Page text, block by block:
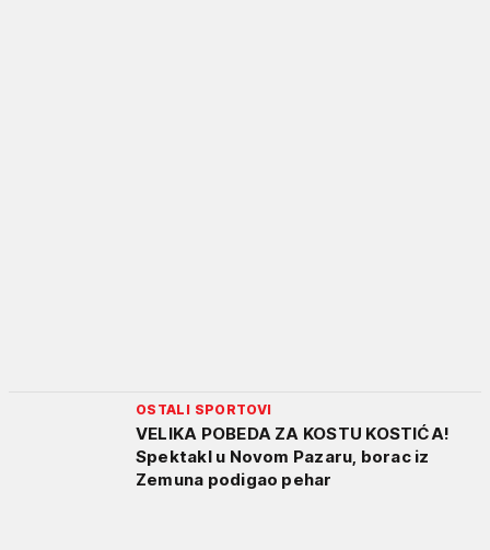
OSTALI SPORTOVI
VELIKA POBEDA ZA KOSTU KOSTIĆA!
Spektakl u Novom Pazaru, borac iz
Zemuna podigao pehar